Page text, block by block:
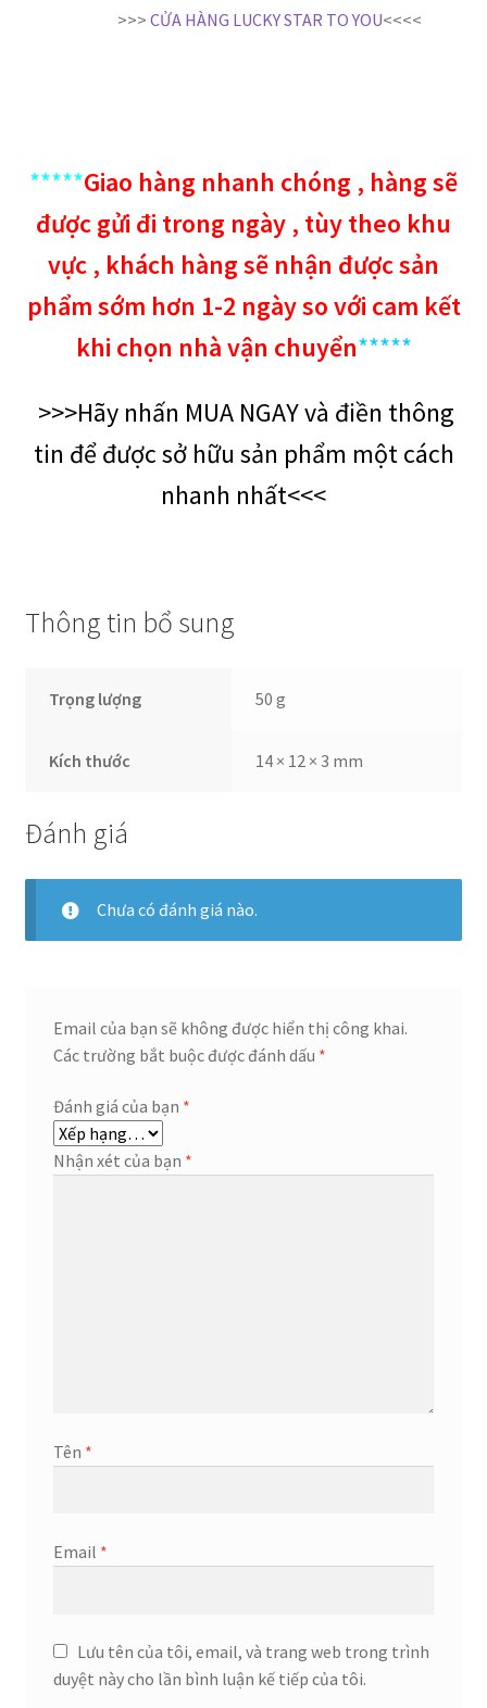
>>> CỬA HÀNG LUCKY STAR TO YOU<<<<
*****Giao hàng nhanh chóng , hàng sẽ
được gửi đi trong ngày , tùy theo khu
vực , khách hàng sẽ nhận được sản
phẩm sớm hơn 1-2 ngày so với cam kết
khi chọn nhà vận chuyển*****
>>>Hãy nhấn MUA NGAY và điền thông
tin để được sở hữu sản phẩm một cách
nhanh nhất<<<
Thông tin bổ sung
Trọng lượng 50 g
Kích thước 14 × 12 × 3 mm
Đánh giá
Chưa có đánh giá nào.
Email của bạn sẽ không được hiển thị công khai.
Các trường bắt buộc được đánh dấu *
Đánh giá của bạn *
Nhận xét của bạn *
Tên *
Email *
Lưu tên của tôi, email, và trang web trong trình
duyệt này cho lần bình luận kế tiếp của tôi.